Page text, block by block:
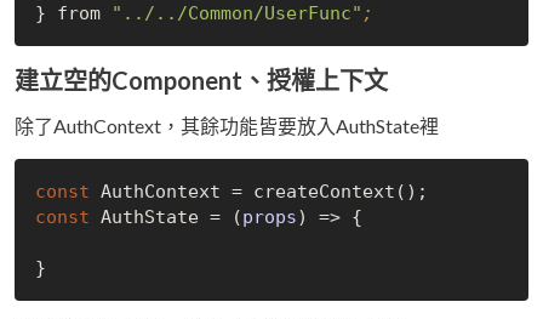
} from
"../../Common/UserFunc" ;
建立空的Component、授權上下文
除了AuthContext，其餘功能皆要放入AuthState裡
const
const AuthState = (props) => {